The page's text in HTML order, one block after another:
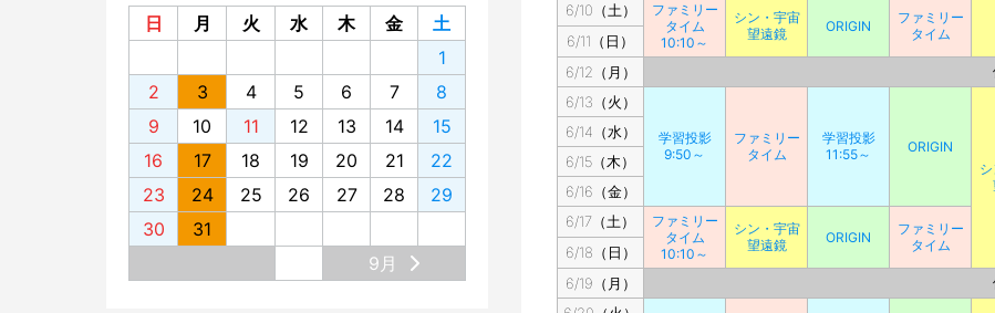
6/10（土）
ファミリー
タイム
10:10～
シン・宇宙
望遠鏡
ORIGIN
ファミリー
タイム
6/11（日）
6/12（月）
6/13（火）
学習投影
9:50～
ファミリー
タイム
学習投影
11:55～
ORIGIN
6/14（水）
6/15（木）
6/16（金）
6/17（土）
ファミリー
タイム
10:10～
シン・宇宙
望遠鏡
ORIGIN
ファミリー
タイム
6/18（日）
6/19（月）
日 月 火 水 木 金
土
1
2
3 4 5 6 7
8
9
10 11 12 13 14
15
16
17 18 19 20 21
22
23
24 25 26 27 28
29
30
31
9月